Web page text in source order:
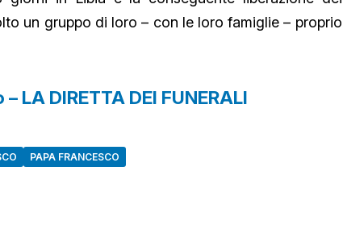
un gruppo di loro – con le loro famiglie – proprio
LA DIRETTA DEI FUNERALI
PAPA FRANCESCO